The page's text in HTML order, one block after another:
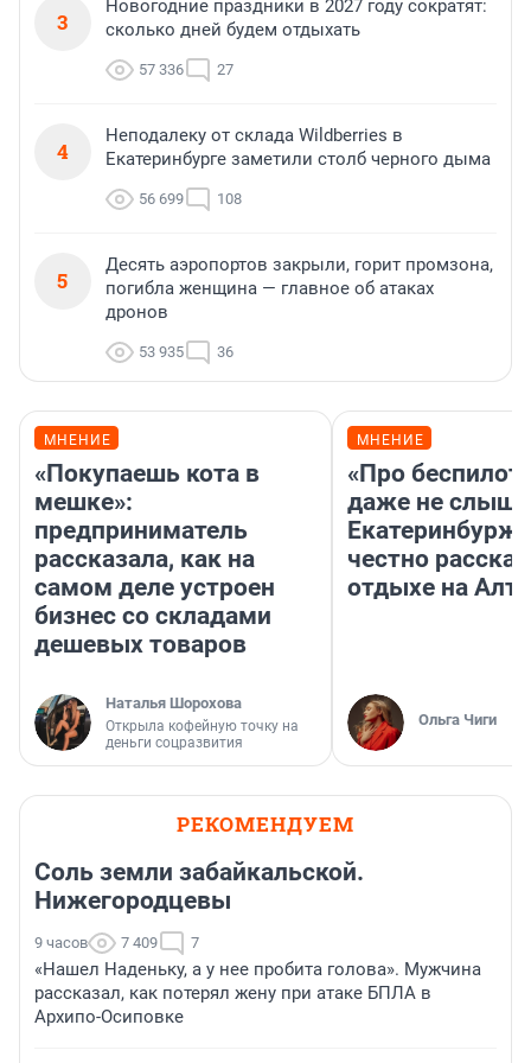
3
Новогодние праздники в 2027 году сократят:
сколько дней будем отдыхать
57 336 27
4
Неподалеку от склада Wildberries в
Екатеринбурге заметили столб черного дыма
56 699 108
5
Десять аэропортов закрыли, горит промзона,
погибла женщина — главное об атаках
дронов
53 935 36
МНЕНИЕ
«Покупаешь кота в
мешке»:
предприниматель
рассказала, как на
самом деле устроен
бизнес со складами
дешевых товаров
Наталья Шорохова
Открыла кофейную точку на
деньги соцразвития
МНЕНИЕ
«Про
даже не
честно
отдыхе на
Ольга Чиги
РЕКОМЕНДУЕМ
Соль земли забайкальской.
Нижегородцевы
9 часов 7 409 7
«Нашел Наденьку, а у нее пробита голова». Мужчина
рассказал, как потерял жену при атаке БПЛА в
Архипо-Осиповке